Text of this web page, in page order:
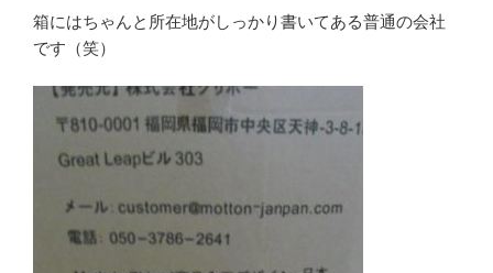
箱にはちゃんと所在地がしっかり書いてある普通の会社
です（笑）